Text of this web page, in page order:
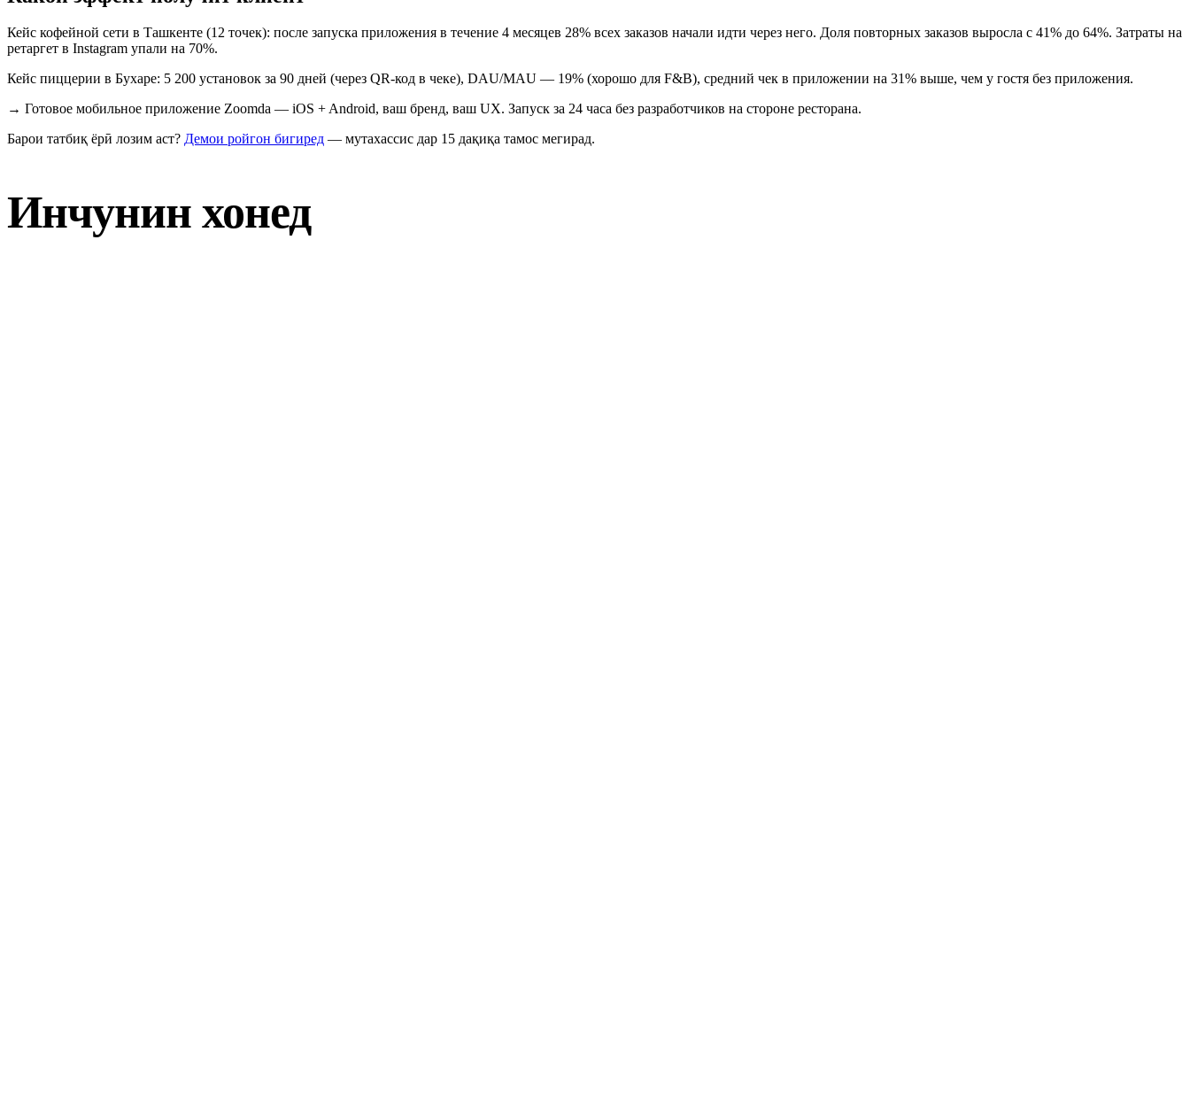
Кейс кофейной сети в Ташкенте (12 точек): после запуска приложения в течение 4 месяцев 28% всех заказов начали идти через него. Доля повторных заказов выросла с 41% до 64%. Затраты на
ретаргет в Instagram упали на 70%.
Кейс пиццерии в Бухаре: 5 200 установок за 90 дней (через QR-код в чеке), DAU/MAU — 19% (хорошо для F&B), средний чек в приложении на 31% выше, чем у гостя без приложения.
→ Готовое мобильное приложение Zoomda — iOS + Android, ваш бренд, ваш UX. Запуск за 24 часа без разработчиков на стороне ресторана.
Барои татбиқ ёрӣ лозим аст? Демои ройгон бигиред — мутахассис дар 15 дақиқа тамос мегирад.
Инчунин хонед